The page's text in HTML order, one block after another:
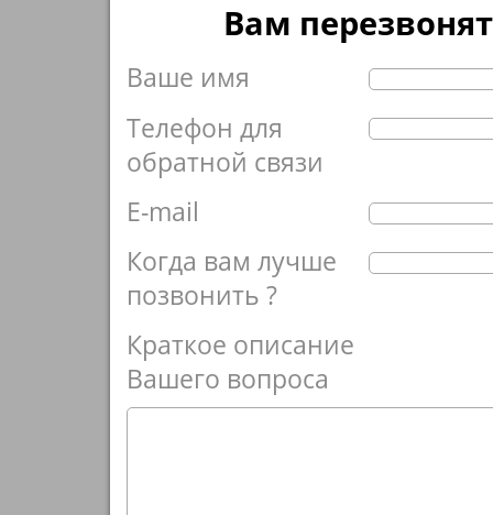
Вам перезвонят
Ваше имя
Телефон для
обратной связи
E-mail
Когда вам лучше
позвонить ?
Краткое описание
Вашего вопроса